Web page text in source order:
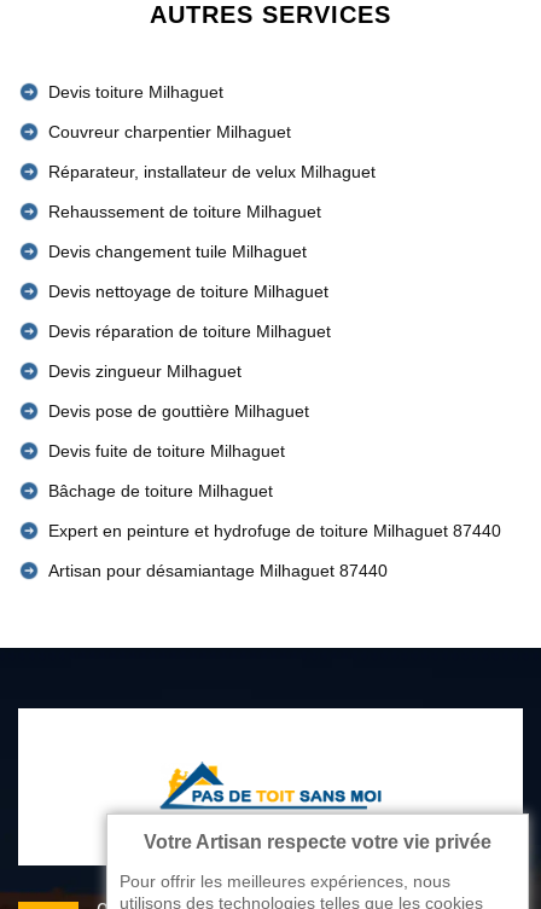
AUTRES SERVICES
Devis toiture Milhaguet
Couvreur charpentier Milhaguet
Réparateur, installateur de velux Milhaguet
Rehaussement de toiture Milhaguet
Devis changement tuile Milhaguet
Devis nettoyage de toiture Milhaguet
Devis réparation de toiture Milhaguet
Devis zingueur Milhaguet
Devis pose de gouttière Milhaguet
Devis fuite de toiture Milhaguet
Bâchage de toiture Milhaguet
Expert en peinture et hydrofuge de toiture Milhaguet 87440
Artisan pour désamiantage Milhaguet 87440
Votre Artisan respecte votre vie privée
Pour offrir les meilleures expériences, nous
utilisons des technologies telles que les cookies